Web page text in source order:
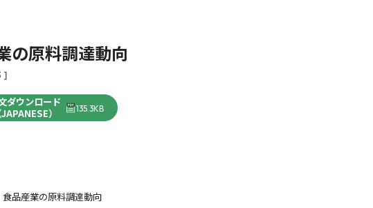
の原料調達動向
]
ダウンロード
JAPANESE）
135.3KB
食品産業の原料調達動向